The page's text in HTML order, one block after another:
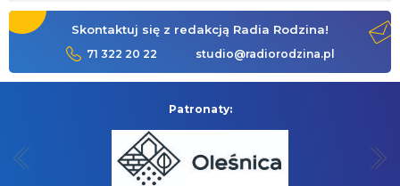
Skontaktuj się z redakcją Radia Rodzina!
71 322 20 22 studio@radiorodzina.pl
Patronaty: